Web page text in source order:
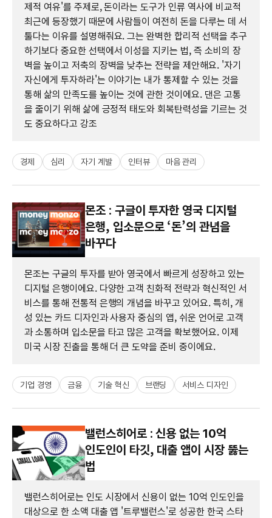
제적 여유'를 주제로, 돈이라는 도구가 인류 역사에 비교적
최근에 등장했기 때문에 사람들이 여전히 돈을 다루는 데 서
툴다는 이유를 설명해줘요. 그는 완벽한 합리적 선택을 추구
하기보다 중요한 선택에서 이성을 지키는 법, 즉 소비의 장
벽을 높이고 저축의 장벽을 낮추는 전략을 제안해요. '자기
자신에게 투자하라'는 이야기는 내가 통제할 수 있는 것을
통해 삶의 만족도를 높이는 것에 관한 것이에요. 댄은 고통
을 줄이기 위해 삶에 긍정적 태도와 회복탄력성을 기르는 것
도 중요하다고 강조
경제 심리 자기 계발 인터뷰 마음 관리
몬조 : 구글이 투자한 영국 디지털
은행, 입소문으로 ‘돈’의 관념을
바꾸다
몬조는 구글의 투자를 받아 영국에서 빠르게 성장하고 있는
디지털 은행이에요. 다양한 고객 친화적 전략과 혁신적인 서
비스를 통해 전통적 은행의 개념을 바꾸고 있어요. 특히, 개
성 있는 카드 디자인과 사용자 중심의 앱, 쉬운 언어로 고객
과 소통하며 입소문을 타고 많은 고객을 확보했어요. 이제
미국 시장 진출을 통해 더 큰 도약을 준비 중이에요.
기업 경영 금융 기술 혁신 브랜딩 서비스 디자인
밸런스히어로 : 신용 없는 10억
인도인이 타깃, 대출 앱이 시장 뚫는
법
밸런스히어로는 인도 시장에서 신용이 없는 10억 인도인을
대상으로 한 소액 대출 앱 '트루밸런스'로 성공한 한국 스타